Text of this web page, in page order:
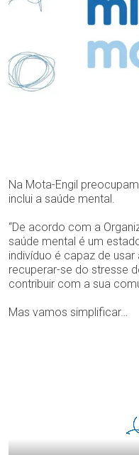
Na Mota-Engil
inclui a saúde mental.
“De acordo com a
saúde mental é um
indivíduo é capaz de
recuperar-se do stresse
contribuir com a sua
Mas vamos simplificar…